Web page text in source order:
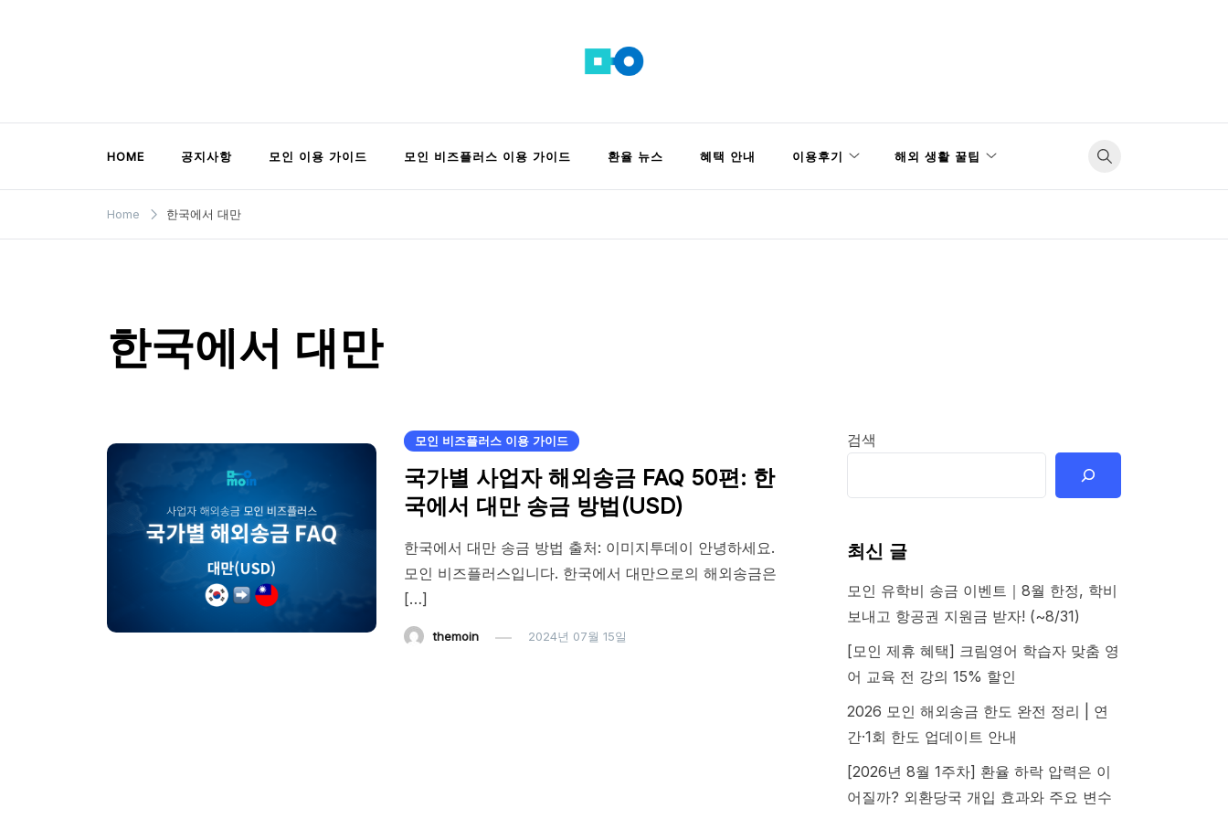
모인 해외송금 블로그
HOME 공지사항 모인 이용 가이드 모인 비즈플러스 이용 가이드 환율 뉴스 혜택 안내 이용후기 해외 생활 꿀팁
Home 한국에서 대만
한국에서 대만
모인 비즈플러스 이용 가이드
국가별 사업자 해외송금 FAQ 50편: 한
국에서 대만 송금 방법(USD)
한국에서 대만 송금 방법 출처: 이미지투데이 안녕하세요.
모인 비즈플러스입니다. 한국에서 대만으로의 해외송금은
[…]
themoin 2024년 07월 15일
검색
최신 글
모인 유학비 송금 이벤트｜8월 한정, 학비
보내고 항공권 지원금 받자! (~8/31)
[모인 제휴 혜택] 크림영어 학습자 맞춤 영
어 교육 전 강의 15% 할인
2026 모인 해외송금 한도 완전 정리 | 연
간·1회 한도 업데이트 안내
[2026년 8월 1주차] 환율 하락 압력은 이
어질까? 외환당국 개입 효과와 주요 변수